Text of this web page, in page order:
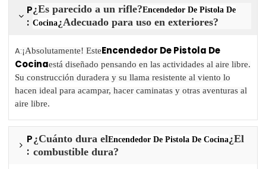
P
:
¿Es parecido a un rifle?Encendedor De Pistola De
Cocina¿Adecuado para uso en exteriores?
A:¡Absolutamente! EsteEncendedor De Pistola De
Cocinaestá diseñado pensando en las actividades al aire libre.
Su construcción duradera y su llama resistente al viento lo
hacen ideal para acampar, hacer caminatas y otras aventuras al
aire libre.
P
:
¿Cuánto dura elEncendedor De Pistola De Cocina¿El
combustible dura?